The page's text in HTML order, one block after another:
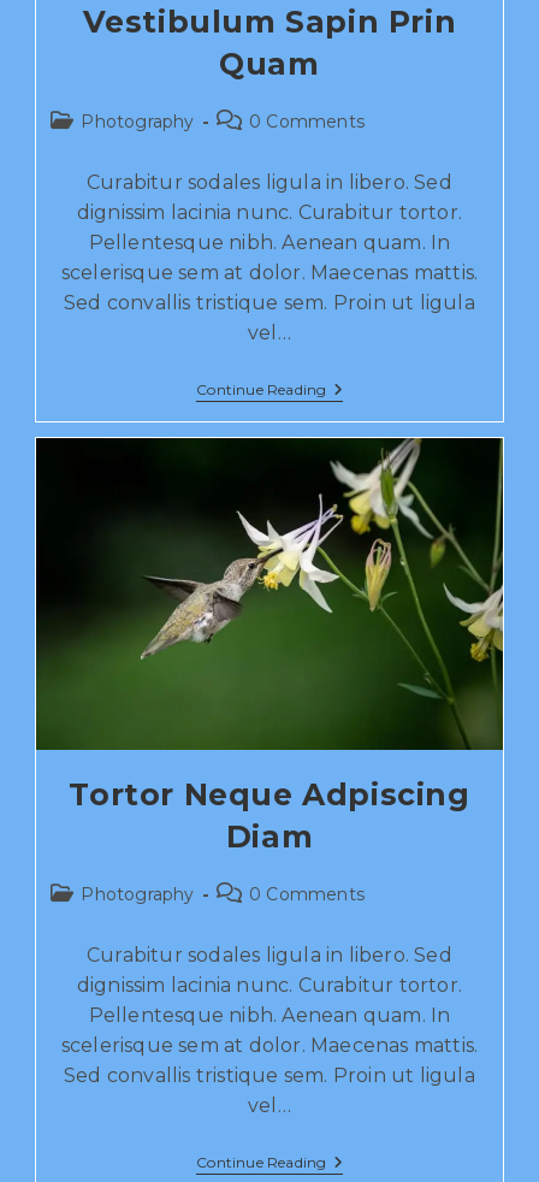
Vestibulum Sapin Prin
Quam
Photography 0 Comments
Curabitur sodales ligula in libero. Sed
dignissim lacinia nunc. Curabitur tortor.
Pellentesque nibh. Aenean quam. In
scelerisque sem at dolor. Maecenas mattis.
Sed convallis tristique sem. Proin ut ligula
vel…
Continue Reading
Tortor Neque Adpiscing
Diam
Photography 0 Comments
Curabitur sodales ligula in libero. Sed
dignissim lacinia nunc. Curabitur tortor.
Pellentesque nibh. Aenean quam. In
scelerisque sem at dolor. Maecenas mattis.
Sed convallis tristique sem. Proin ut ligula
vel…
Continue Reading